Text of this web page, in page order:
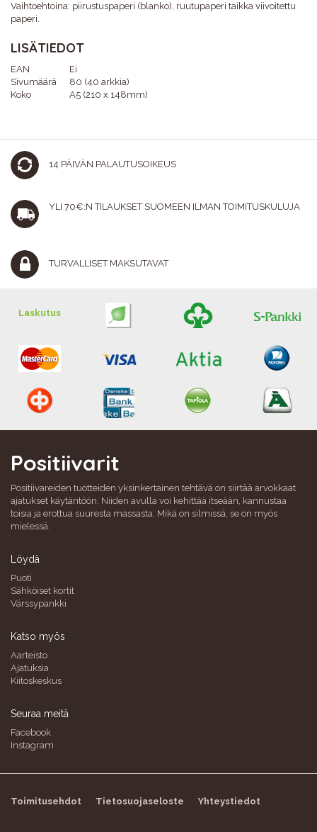
Vaihtoehtoina: piirustuspaperi (blanko), ruutupaperi taikka viivoitettu
paperi.
LISÄTIEDOT
EAN
Ei
Sivumäärä
80 (40 arkkia)
Koko
A5 (210 x 148mm)
14 PÄIVÄN PALAUTUSOIKEUS
YLI 70€:N TILAUKSET SUOMEEN ILMAN TOIMITUSKULUJA
TURVALLISET MAKSUTAVAT
Laskutus
Positiivarit
Positiivareiden tuotteiden yksinkertainen tehtävä on siirtää arvokkaat
ajatukset käytäntöön. Niiden avulla voi kehittää itseään, kannustaa
toisia ja erottua suuresta massasta. Mikä on silmissä, se on myös
mielessä.
Löydä
Puoti
Sähköiset kortit
Värssypankki
Katso myös
Aarteisto
Ajatuksia
Kiitoskeskus
Seuraa meitä
Facebook
Instagram
Toimitusehdot Tietosuojaseloste Yhteystiedot